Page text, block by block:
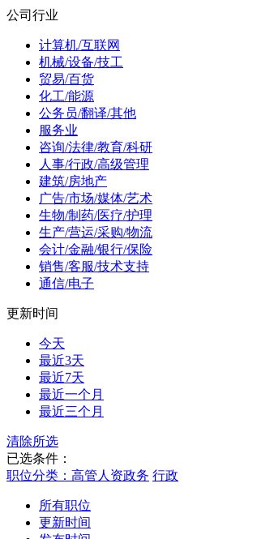
公司行业
计算机/互联网
机械/设备/技工
贸易/百货
化工/能源
公务员/翻译/其他
服务业
咨询/法律/教育/科研
人事/行政/高级管理
建筑/房地产
广告/市场/媒体/艺术
生物/制药/医疗/护理
生产/营运/采购/物流
会计/金融/银行/保险
销售/客服/技术支持
通信/电子
更新时间
今天
最近3天
最近7天
最近一个月
最近三个月
清除所选
已选条件：
职位分类：高管人资政务 行政
所有职位
更新时间